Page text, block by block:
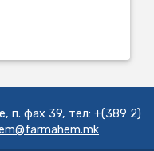
п. фах 39, тел: +(389 2)